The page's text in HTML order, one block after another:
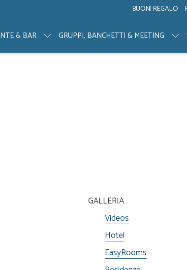
BUONI REGALO
& BAR GRUPPI, BANCHETTI & MEETING
GALLERIA
Videos
Hotel
EasyRooms